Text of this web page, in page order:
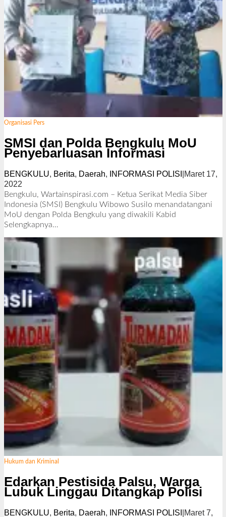
Organisasi Pers
SMSI dan Polda Bengkulu MoU
Penyebarluasan Informasi
BENGKULU, Berita, Daerah, INFORMASI POLISI
Maret 17,
2022
l
e
h
R
d
k
s
i
Bengkulu, Wartainspirasi.com – Ketua Serikat Media Siber
Indonesia (SMSI) Bengkulu Wibowo Susilo menandatangani
MoU dengan Polda Bengkulu yang diwakili Kabid
Selengkapnya…
Hukum dan Kriminal
Edarkan Pestisida Palsu, Warga
Lubuk Linggau Ditangkap Polisi
BENGKULU, Berita, Daerah, INFORMASI POLISI
Maret 7,